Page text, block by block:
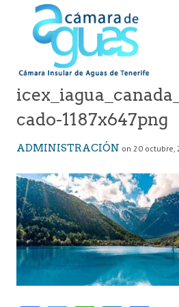
cado-1187x647png
ADMINISTRACIÓN on 20 octubre,